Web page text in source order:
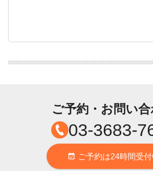
ご予約・お問い
03-3683-
event_available ご予約は24時間受付